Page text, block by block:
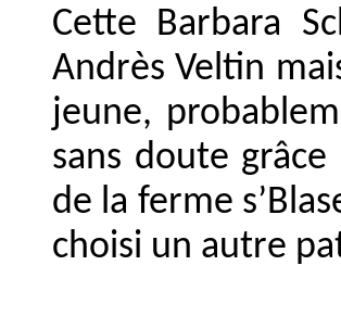
Cette Barbara
Andrès Veltin
jeune,
sans doute
de la ferme
choisi un autre